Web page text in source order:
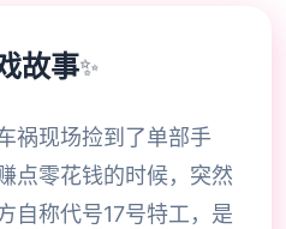
故事✨
祸现场捡到了单部手
点零花钱的时候，突然
自称代号17号特工，是